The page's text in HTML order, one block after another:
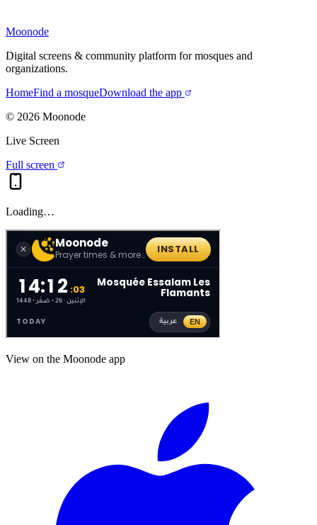
Moonode
Digital screens & community platform for mosques and
organizations.
HomeFind a mosqueDownload the app
© 2026 Moonode
Live Screen
Full screen
Loading…
View on the Moonode app